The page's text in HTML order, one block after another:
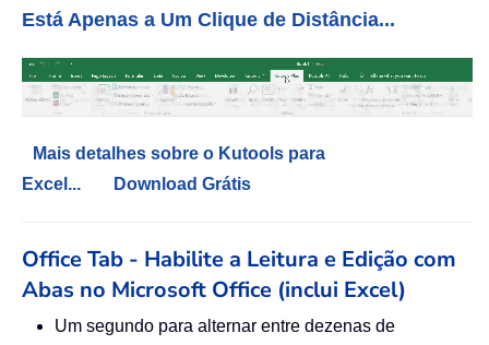
Está Apenas a Um Clique de Distância...
Mais detalhes sobre o Kutools para
Excel...
Download Grátis
Office Tab - Habilite a Leitura e Edição com
Abas no Microsoft Office (inclui Excel)
Um segundo para alternar entre dezenas de